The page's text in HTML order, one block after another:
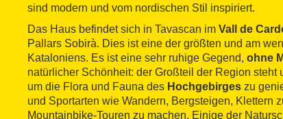
sind modern und vom nordischen Stil inspiriert.
Das Haus befindet sich in Tavascan im Vall de
Pallars Sobirà. Dies ist eine der größten und am
Kataloniens. Es ist eine sehr ruhige Gegend, ohne
natürlicher Schönheit: der Großteil der Region steht
um die Flora und Fauna des Hochgebirges zu
und Sportarten wie Wandern, Bergsteigen, Klettern
Mountainbike-Touren zu machen. Einige der